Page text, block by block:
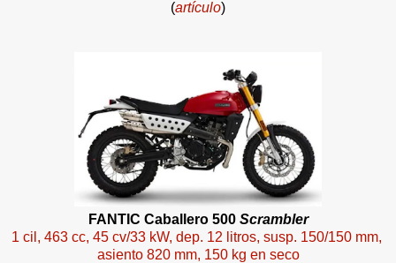
(artículo)
FANTIC Caballero 500 Scrambler
1 cil, 463 cc, 45 cv/33 kW, dep. 12 litros, susp. 150/150 mm,
asiento 820 mm, 150 kg en seco